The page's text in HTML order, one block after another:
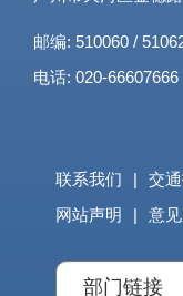
邮编: 510060 /
电话: 020-66607666
联系我们 | 交
网站声明
| 意